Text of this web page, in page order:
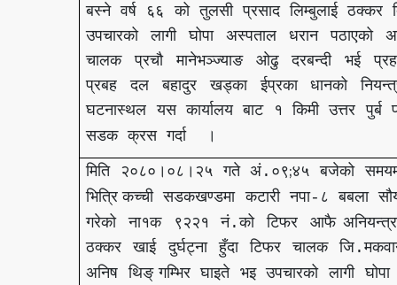
बस्ने वर्ष ६६ को तुलसी प्रसाद लिम्बुलाई ठक्कर
उपचारको
लागी घोपा अस्पताल धरान पठाएको
चालक
प्रचौ मानेभञ्ज्याङ ओढु दरबन्दी भई
प्रबह
दल बहादुर खड्का ईप्रका धानको
घटनास्थल यस कार्यालय बाट १ किमी उत्तर पुर्ब
सडक क्रस गर्दा
।
मिति
२०८०।०८।२५ गते अं . ०९;४५ बजेको
भित्रि कच्ची सडकखण्डमा कटारी नपा- ८ बबला
गरेको
ना१क ९२२१ नं.को टिफर आफै
ठक्कर
खाई दुर्घट्ना हुँदा टिफर चालक जि .
अनिष थिङ् गम्भिर घाइते भइ उपचारको लागी घोपा